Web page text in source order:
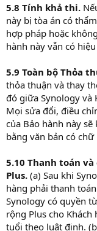
5.8 Tính khả thi.
này bị tòa án có
hợp pháp hoặc
hành này vẫn có
5.9 Toàn bộ Thỏa
thỏa thuận và thay
đó giữa Synology và
Mọi sửa đổi, điều
của Bảo hành này
bằng văn bản có
5.10 Thanh toán
Plus. (a) Sau khi
hàng phải thanh
Synology có quyền
rộng Plus cho
tuổi theo luật định.